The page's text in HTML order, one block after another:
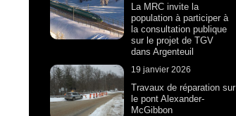
La MRC invite la
population à participer à
la consultation publique
sur le projet de TGV
dans Argenteuil
19 janvier 2026
Travaux de réparation sur
le pont Alexander-
McGibbon